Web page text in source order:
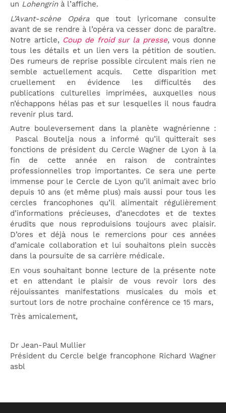
un Lohengrinà l’affiche.
L’Avant-scène Opéraque tout lyricomane consulte
avant de se rendre à l’opéra va cesser donc de paraître.
Notre article, Coup de froid sur la presse, vous donne
tous les détails et un lien vers la pétition de soutien.
Des rumeurs de reprise possible circulent mais rien ne
semble actuellement acquis. Cette disparition met
cruellement en évidence les difficultés des
publications culturelles imprimées, auxquelles nous
n’échappons hélas pas et sur lesquelles il nous faudra
revenir plus tard.
Autre bouleversement dans la planète wagnérienne :
Pascal Boutelja nous a informé qu’il quitterait ses
fonctions de président du Cercle Wagner de Lyon à la
fin de cette année en raison de contraintes
professionnelles trop importantes. Ce sera une perte
immense pour le Cercle de Lyon qu’il animait avec brio
depuis 10 ans (et même plus) mais aussi pour tous les
cercles francophones qu’il alimentait régulièrement
d’informations précieuses, d’anecdotes et de textes
érudits que nous reproduisions toujours avec plaisir.
D’ores et déjà nous le remercions pour ces années
d’amicale collaboration et lui souhaitons plein succès
dans la poursuite de sa carrière médicale.
En vous souhaitant bonne lecture de la présente note
et en attendant le plaisir de vous revoir lors des
réjouissantes manifestations musicales du mois et
surtout lors de notre prochaine conférence ce 15 mars,
Très amicalement,
Dr Jean-Paul Mullier
Président du Cercle belge francophone Richard Wagner
asbl